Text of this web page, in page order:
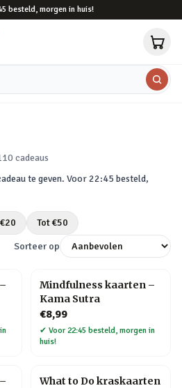
besteld, morgen in huis!
cadeaus
te geven. Voor 22:45 besteld,
20 Tot €50
Sorteer op
Mindfulness kaarten –
Kama Sutra
€8,99
✔ Voor 22:45 besteld, morgen in
huis!
What to Do kraskaarten